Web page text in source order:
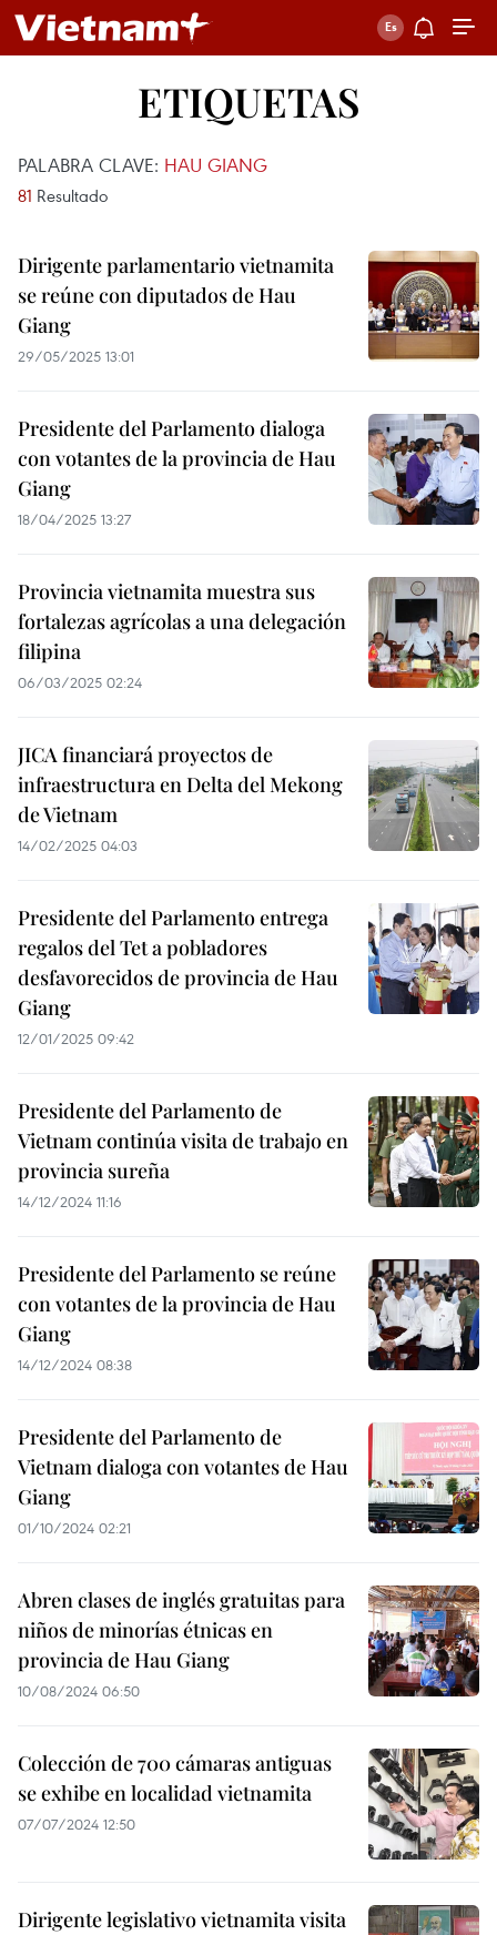
ETIQUETAS
PALABRA CLAVE: HAU GIANG
81 Resultado
Dirigente parlamentario vietnamita
se reúne con diputados de Hau
Giang
29/05/2025 13:01
Presidente del Parlamento dialoga
con votantes de la provincia de Hau
Giang
18/04/2025 13:27
Provincia vietnamita muestra sus
fortalezas agrícolas a una delegación
filipina
06/03/2025 02:24
JICA financiará proyectos de
infraestructura en Delta del Mekong
de Vietnam
14/02/2025 04:03
Presidente del Parlamento entrega
regalos del Tet a pobladores
desfavorecidos de provincia de Hau
Giang
12/01/2025 09:42
Presidente del Parlamento de
Vietnam continúa visita de trabajo en
provincia sureña
14/12/2024 11:16
Presidente del Parlamento se reúne
con votantes de la provincia de Hau
Giang
14/12/2024 08:38
Presidente del Parlamento de
Vietnam dialoga con votantes de Hau
Giang
01/10/2024 02:21
Abren clases de inglés gratuitas para
niños de minorías étnicas en
provincia de Hau Giang
10/08/2024 06:50
Colección de 700 cámaras antiguas
se exhibe en localidad vietnamita
07/07/2024 12:50
Dirigente legislativo vietnamita visita